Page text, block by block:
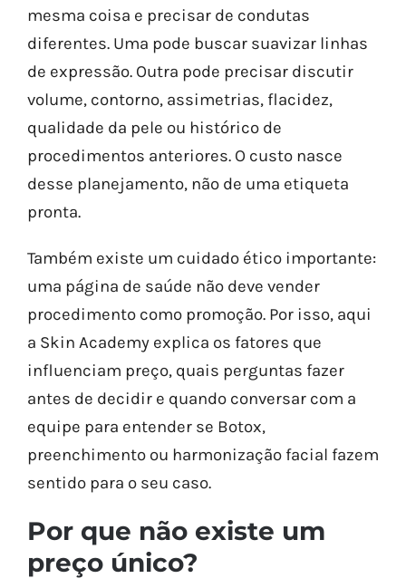
mesma coisa e precisar de condutas
diferentes. Uma pode buscar suavizar linhas
de expressão. Outra pode precisar discutir
volume, contorno, assimetrias, flacidez,
qualidade da pele ou histórico de
procedimentos anteriores. O custo nasce
desse planejamento, não de uma etiqueta
pronta.
Também existe um cuidado ético importante:
uma página de saúde não deve vender
procedimento como promoção. Por isso, aqui
a Skin Academy explica os fatores que
influenciam preço, quais perguntas fazer
antes de decidir e quando conversar com a
equipe para entender se Botox,
preenchimento ou harmonização facial fazem
sentido para o seu caso.
Por que não existe um
preço único?